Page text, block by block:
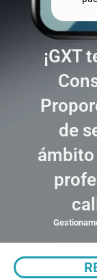
¡GXT
de
ámbito